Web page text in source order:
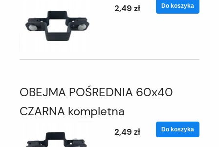
2,49 zł Do koszyka
OBEJMA POŚREDNIA 60x40
CZARNA kompletna
2,49 zł Do koszyka